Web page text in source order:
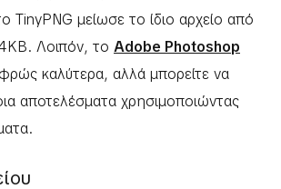
TinyPNG μείωσε το ίδιο αρχείο από
Λοιπόν, το Adobe Photoshop
καλύτερα, αλλά μπορείτε να
αποτελέσματα χρησιμοποιώντας